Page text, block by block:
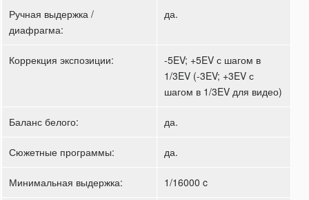
Ручная выдержка /
диафрагма:
да.
Коррекция экспозиции:
-5EV; +5EV с шагом в
1/3EV (-3EV; +3EV с
шагом в 1/3EV для видео)
Баланс белого: да.
Сюжетные программы: да.
Минимальная выдержка: 1/16000 c